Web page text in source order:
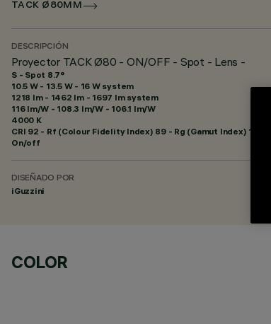
TACK Ø80MM
DESCRIPCIÓN
Proyector TACK Ø80 - ON/OFF - Spot - Lens -
S - Spot 8.7°
10.5 W - 13.5 W - 16 W system
1218 lm - 1462 lm - 1697 lm system
116 lm/W - 108.3 lm/W - 106.1 lm/W
4000 K
CRI 92 - Rf (Colour Fidelity Index) 89 - Rg (Gamut Index) 102
On/off
DISEÑADO POR
iGuzzini
COLOR